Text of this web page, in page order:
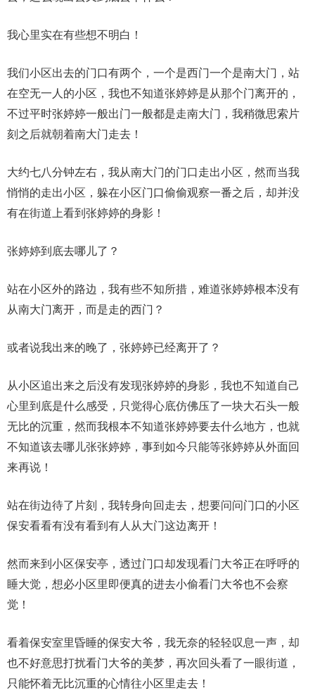
我心里实在有些想不明白！
我们小区出去的门口有两个，一个是西门一个是南大门，站
在空无一人的小区，我也不知道张婷婷是从那个门离开的，
不过平时张婷婷一般出门一般都是走南大门，我稍微思索片
刻之后就朝着南大门走去！
大约七八分钟左右，我从南大门的门口走出小区，然而当我
悄悄的走出小区，躲在小区门口偷偷观察一番之后，却并没
有在街道上看到张婷婷的身影！
张婷婷到底去哪儿了？
站在小区外的路边，我有些不知所措，难道张婷婷根本没有
从南大门离开，而是走的西门？
或者说我出来的晚了，张婷婷已经离开了？
从小区追出来之后没有发现张婷婷的身影，我也不知道自己
心里到底是什么感受，只觉得心底仿佛压了一块大石头一般
无比的沉重，然而我根本不知道张婷婷要去什么地方，也就
不知道该去哪儿张张婷婷，事到如今只能等张婷婷从外面回
来再说！
站在街边待了片刻，我转身向回走去，想要问问门口的小区
保安看看有没有看到有人从大门这边离开！
然而来到小区保安亭，透过门口却发现看门大爷正在呼呼的
睡大觉，想必小区里即便真的进去小偷看门大爷也不会察
觉！
看着保安室里昏睡的保安大爷，我无奈的轻轻叹息一声，却
也不好意思打扰看门大爷的美梦，再次回头看了一眼街道，
只能怀着无比沉重的心情往小区里走去！